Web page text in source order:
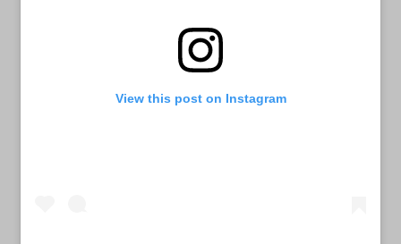
View this post on Instagram